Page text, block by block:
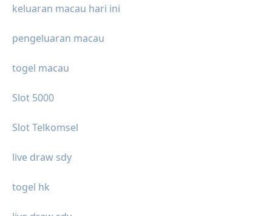
keluaran macau hari ini
pengeluaran macau
togel macau
Slot 5000
Slot Telkomsel
live draw sdy
togel hk